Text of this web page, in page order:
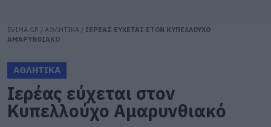
EVIMA.GR / ΑΘΛΗΤΙΚΑ / ΙΕΡΕΑΣ ΕΥΧΕΤΑΙ ΣΤΟΝ ΚΥΠΕΛΛΟΥΧΟ
ΑΜΑΡΥΝΘΙΑΚΟ
ΑΘΛΗΤΙΚΑ
Ιερέας εύχεται στον
Κυπελλούχο Αμαρυνθιακό